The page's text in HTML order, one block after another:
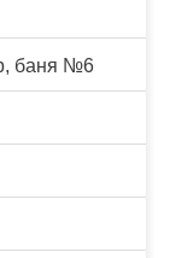
баня №6